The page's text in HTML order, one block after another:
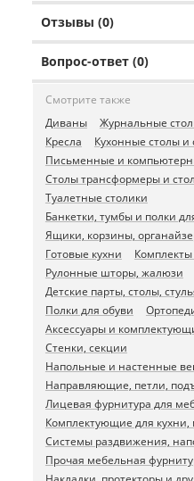
Отзывы (0)
Вопрос-ответ (0)
Смотрите также
Диваны
Журнальные
Кресла
Кухонные столы
Письменные и
Столы трансформеры и
Туалетные столики
Банкетки, тумбы и полки
Ящики, корзины,
Готовые кухни
Рулонные шторы, жалюзи
Детские парты, столы,
Полки для обуви
Аксессуары и
Стенки, секции
Напольные и настенные
Направляющие, петли,
Лицевая фурнитура для
Комплектующие для кухни,
Системы раздвижения,
Прочая мебельная